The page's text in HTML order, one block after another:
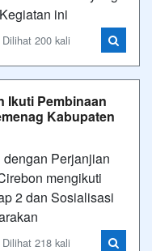
ini
200 kali
Ikuti Pembinaan
Kabupaten
Perjanjian
mengikuti
2 dan Sosialisasi
218 kali